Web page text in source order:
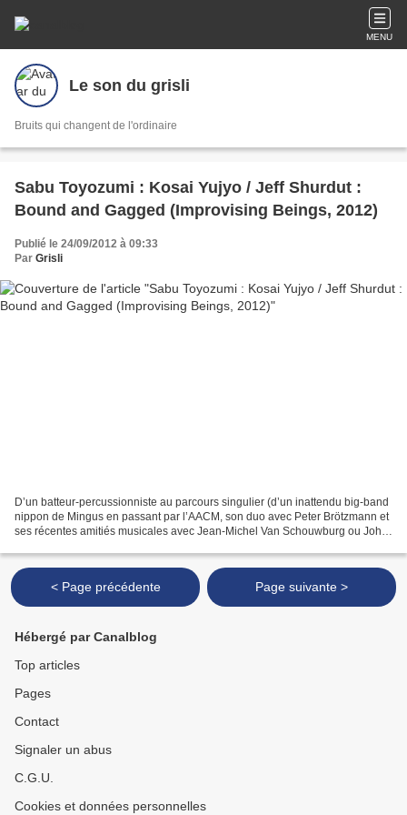
MENU
Le son du grisli
Bruits qui changent de l'ordinaire
Sabu Toyozumi : Kosai Yujyo / Jeff Shurdut :
Bound and Gagged (Improvising Beings, 2012)
Publié le 24/09/2012 à 09:33
Par Grisli
D’un batteur-percussionniste au parcours singulier (d’un inattendu big-band
nippon de Mingus en passant par l’AACM, son duo avec Peter Brötzmann et
ses récentes amitiés musicales avec Jean-Michel Van Schouwburg ou John
< Page précédente Page suivante >
Hébergé par Canalblog
Top articles
Pages
Contact
Signaler un abus
C.G.U.
Cookies et données personnelles